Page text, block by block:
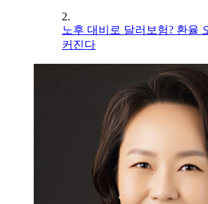
2.
노후 대비로 달러보험? 환율
커진다